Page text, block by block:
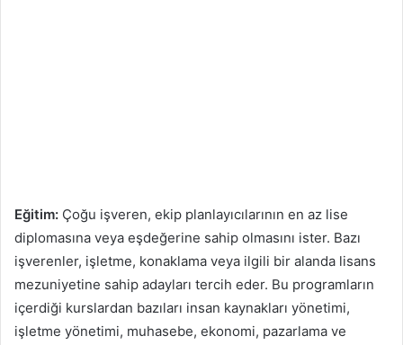
Eğitim: Çoğu işveren, ekip planlayıcılarının en az lise
diplomasına veya eşdeğerine sahip olmasını ister. Bazı
işverenler, işletme, konaklama veya ilgili bir alanda lisans
mezuniyetine sahip adayları tercih eder. Bu programların
içerdiği kurslardan bazıları insan kaynakları yönetimi,
işletme yönetimi, muhasebe, ekonomi, pazarlama ve